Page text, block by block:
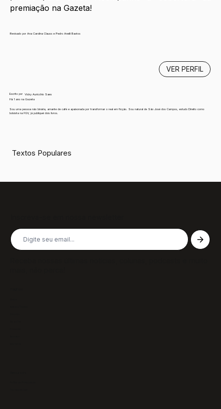
premiação na Gazeta!
Revisado por Ana Carolina Clauss e Pedro Anelli Bastos
Escrito por
Vicky Auricchio Saes
Há 1 ano na Gazeta
Sou uma pessoa não binária, amante de café e apaixonada por transformar o real em ficção. Sou natural de São José dos Campos, estudo Direito como
bolsista na FGV, já publiquei dois livros.
VER PERFIL
Textos Populares